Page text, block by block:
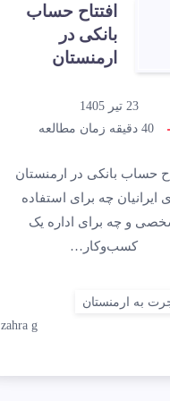
افتتاح حساب
بانکی در
ارمنستان
23 تیر 1405
40 دقیقه زمان مطالعه
حساب بانکی در ارمنستان
ایرانیان چه برای استفاده
و چه برای اداره یک
کسب‌وکار…
به ارمنستان
zahra g